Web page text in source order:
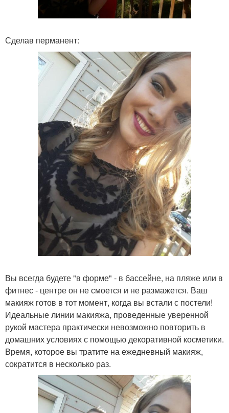
Сделав перманент:
Вы всегда будете "в форме" - в бассейне, на пляже или в
фитнес - центре он не смоется и не размажется. Ваш
макияж готов в тот момент, когда вы встали с постели!
Идеальные линии макияжа, проведенные уверенной
рукой мастера практически невозможно повторить в
домашних условиях с помощью декоративной косметики.
Время, которое вы тратите на ежедневный макияж,
сократится в несколько раз.